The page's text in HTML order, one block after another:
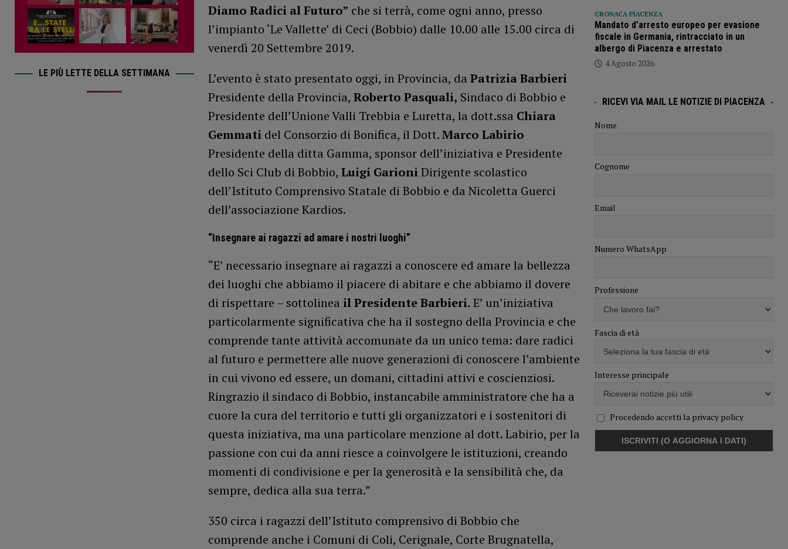
Diamo Radici al Futuro” che si terrà, come ogni anno, presso
l’impianto ‘Le Vallette’ di Ceci (Bobbio) dalle 10.00 alle 15.00 circa di
venerdì 20 Settembre 2019.
L’evento è stato presentato oggi, in Provincia, da Patrizia Barbieri
Presidente della Provincia, Roberto Pasquali, Sindaco di Bobbio e
Presidente dell’Unione Valli Trebbia e Luretta, la dott.ssa Chiara
Gemmati del Consorzio di Bonifica, il Dott.Marco Labirio
Presidente della ditta Gamma, sponsor dell’iniziativa e Presidente
dello Sci Club di Bobbio, Luigi GarioniDirigente scolastico
dell’Istituto Comprensivo Statale di Bobbio e da Nicoletta Guerci
dell’associazione Kardios.
“Insegnare ai ragazzi ad amare i nostri luoghi”
“E’ necessario insegnare ai ragazzi a conoscere ed amare la bellezza
dei luoghi che abbiamo il piacere di abitare e che abbiamo il dovere
di rispettare – sottolinea il Presidente Barbieri. E’ un’iniziativa
particolarmente significativa che ha il sostegno della Provincia e che
comprende tante attività accomunate da un unico tema: dare radici
al futuro e permettere alle nuove generazioni di conoscere l’ambiente
in cui vivono ed essere, un domani, cittadini attivi e coscienziosi.
Ringrazio il sindaco di Bobbio, instancabile amministratore che ha a
cuore la cura del territorio e tutti gli organizzatori e i sostenitori di
questa iniziativa, ma una particolare menzione al dott. Labirio, per la
passione con cui da anni riesce a coinvolgere le istituzioni, creando
momenti di condivisione e per la generosità e la sensibilità che, da
sempre, dedica alla sua terra.”
350 circa i ragazzi dell’Istituto comprensivo di Bobbio che
comprende anche i Comuni di Coli, Cerignale, Corte Brugnatella,
LE PIÙ LETTE DELLA SETTIMANA
CRONACA PIACENZA
Mandato d’arresto europeo per evasione
fiscale in Germania, rintracciato in un
albergo di Piacenza e arrestato
4 Agosto 2026
RICEVI VIA MAIL LE NOTIZIE DI PIACENZA
Nome
Cognome
Email
Numero WhatsApp
Professione
Fascia di età
Interesse principale
Procedendo accetti la privacy policy